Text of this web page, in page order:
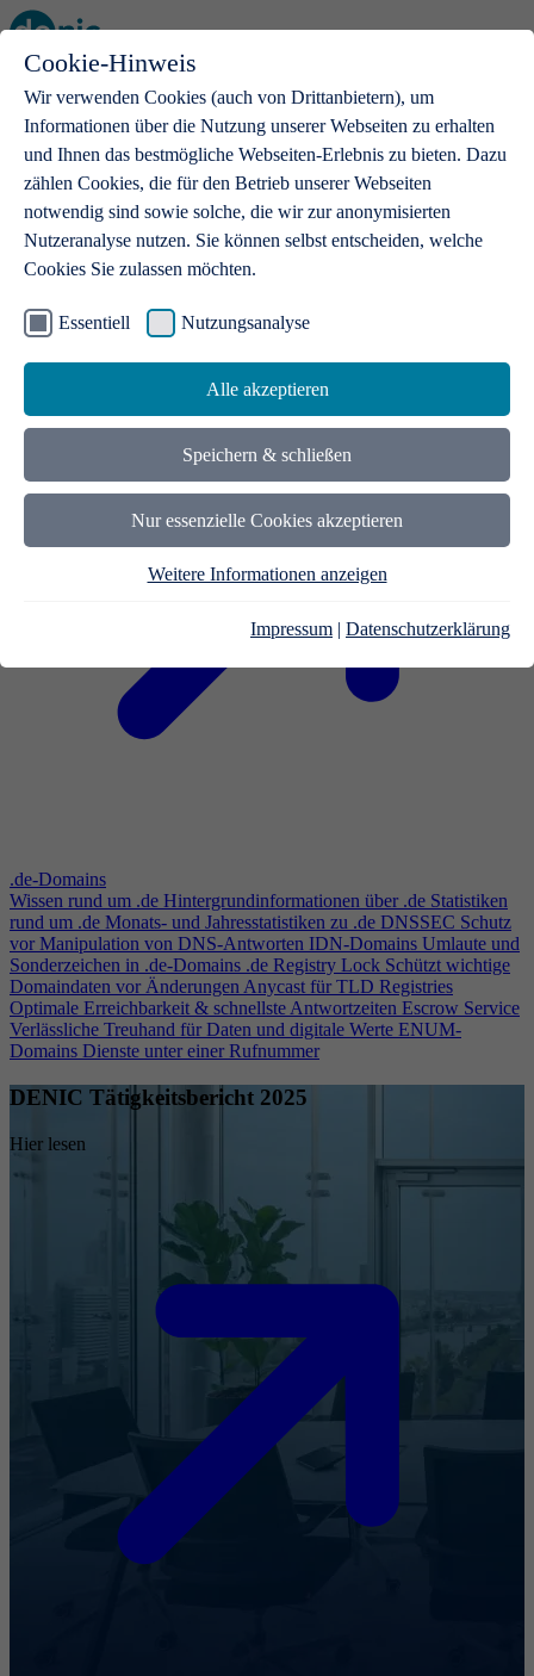
Cookie-Hinweis
Wir verwenden Cookies (auch von Drittanbietern), um
Informationen über die Nutzung unserer Webseiten zu erhalten
und Ihnen das bestmögliche Webseiten-Erlebnis zu bieten. Dazu
zählen Cookies, die für den Betrieb unserer Webseiten
notwendig sind sowie solche, die wir zur anonymisierten
Nutzeranalyse nutzen. Sie können selbst entscheiden, welche
Cookies Sie zulassen möchten.
Essentiell Nutzungsanalyse
Alle akzeptieren
Speichern & schließen
Nur essenzielle Cookies akzeptieren
Weitere Informationen anzeigen
Impressum | Datenschutzerklärung
Open main menu
.de-Domains
Mit einer .de-Domain erhalten Ideen eine Bühne
.de-Domains
Wissen rund um .de Hintergrundinformationen über .de Statistiken
rund um .de Monats- und Jahresstatistiken zu .de DNSSEC Schutz
vor Manipulation von DNS-Antworten IDN-Domains Umlaute und
Sonderzeichen in .de-Domains .de Registry Lock Schützt wichtige
Domaindaten vor ÄnderungenAnycast für TLD Registries
Optimale Erreichbarkeit & schnellste Antwortzeiten Escrow Service
Verlässliche Treuhand für Daten und digitale Werte ENUM-
Domains Dienste unter einer Rufnummer
DENIC Tätigkeitsbericht 2025
Hier lesen